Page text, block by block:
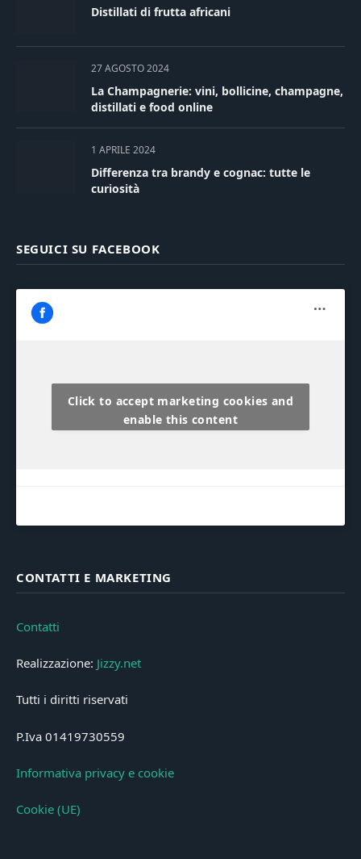
Distillati di frutta africani
27 AGOSTO 2024
La Champagnerie: vini, bollicine, champagne,
distillati e food online
1 APRILE 2024
Differenza tra brandy e cognac: tutte le
curiosità
SEGUICI SU FACEBOOK
Click to accept marketing cookies and
enable this content
CONTATTI E MARKETING
Contatti
Realizzazione: Jizzy.net
Tutti i diritti riservati
P.Iva 01419730559
Informativa privacy e cookie
Cookie (UE)